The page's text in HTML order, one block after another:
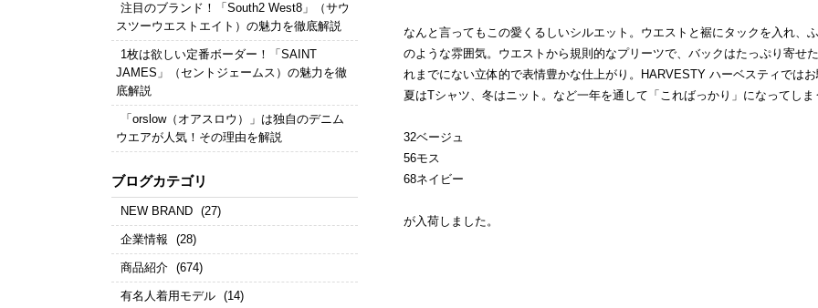
なんと言ってもこの愛くるしいシルエット。ウエストと裾にタックを入れ、
のような雰囲気。ウエストから規則的なプリーツで、バックはたっぷり寄せ
れまでにない立体的で表情豊かな仕上がり。HARVESTY ハーベスティでは
夏はTシャツ、冬はニット。など一年を通して「こればっかり」になってしま
32ベージュ
56モス
68ネイビー
が入荷しました。
注目のブランド！「South2 West8」（サウ
スツーウエストエイト）の魅力を徹底解説
1枚は欲しい定番ボーダー！「SAINT
JAMES」（セントジェームス）の魅力を徹
底解説
「orslow（オアスロウ）」は独自のデニム
ウエアが人気！その理由を解説
ブログカテゴリ
NEW BRAND (27)
企業情報 (28)
商品紹介 (674)
有名人着用モデル (14)